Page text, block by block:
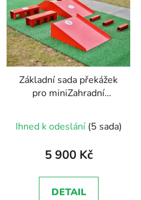
Základní sada překážek
pro miniZahradní
Ihned k odeslání (5 sada)
5 900 Kč
DETAIL